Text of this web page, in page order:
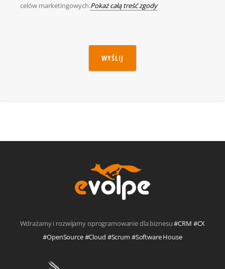
celów marketingowych.Pokaż całą treść zgody
WYŚLIJ
Wdrażamy i rozwijamy oprogramowanie dla biznesu#CRM #CX
#OpenSource #Cloud #Scrum #Software House